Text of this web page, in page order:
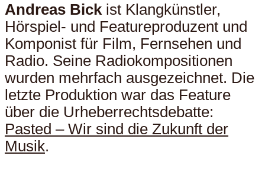
Andreas Bick ist Klangkünstler,
Hörspiel- und Featureproduzent und
Komponist für Film, Fernsehen und
Radio. Seine Radiokompositionen
wurden mehrfach ausgezeichnet. Die
letzte Produktion war das Feature
über die Urheberrechtsdebatte:
Pasted – Wir sind die Zukunft der
Musik.